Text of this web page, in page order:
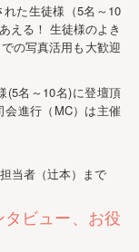
た生徒様（5名～10
える！ 生徒様のよき
の写真活用も大歓迎
(5名～10名)に登壇頂
会進行（MC）は主催
当者（辻本）まで
ビュー、お役